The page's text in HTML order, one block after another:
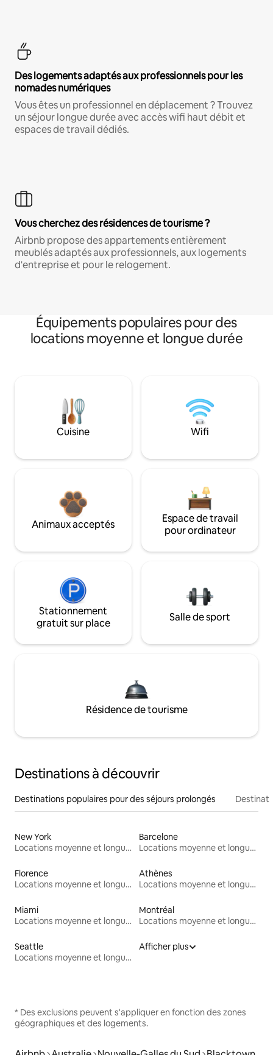
Des logements adaptés aux professionnels pour les
nomades numériques
Vous êtes un professionnel en déplacement ? Trouvez
un séjour longue durée avec accès wifi haut débit et
espaces de travail dédiés.
Vous cherchez des résidences de tourisme ?
Airbnb propose des appartements entièrement
meublés adaptés aux professionnels, aux logements
d'entreprise et pour le relogement.
Équipements populaires pour des
locations moyenne et longue durée
Cuisine Wifi
Animaux acceptés
Espace de travail
pour ordinateur
Stationnement
gratuit sur place
Salle de sport
Résidence de tourisme
Destinations à découvrir
Destinations populaires pour des séjours prolongés
New York
Locations moyenne et longue durée
Barcelone
Locations moyenne et longue durée
Florence
Locations moyenne et longue durée
Athènes
Locations moyenne et longue durée
Miami
Locations moyenne et longue durée
Montréal
Locations moyenne et longue durée
Seattle
Locations moyenne et longue durée
Afficher plus
* Des exclusions peuvent s'appliquer en fonction des zones
géographiques et des logements.